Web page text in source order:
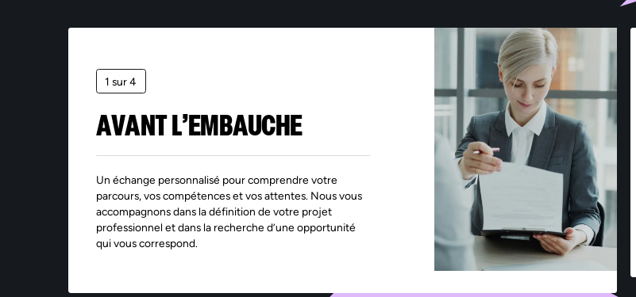
1 sur 4
AVANT L’EMBAUCHE
Un échange personnalisé pour comprendre votre
parcours, vos compétences et vos attentes. Nous vous
accompagnons dans la définition de votre projet
professionnel et dans la recherche d’une opportunité
qui vous correspond.